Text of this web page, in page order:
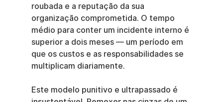
roubada e a reputação da sua
organização comprometida. O tempo
médio para conter um incidente interno é
superior a dois meses — um período em
que os custos e as responsabilidades se
multiplicam diariamente.
Este modelo punitivo e ultrapassado é